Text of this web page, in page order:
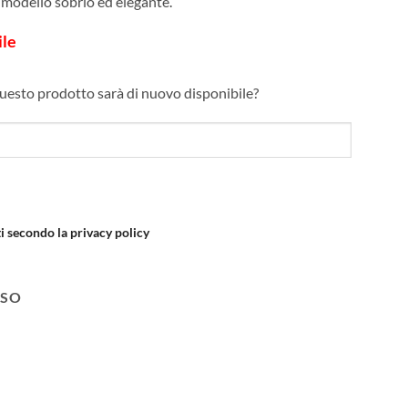
prodotto sarà di nuovo disponibile?
secondo la privacy policy